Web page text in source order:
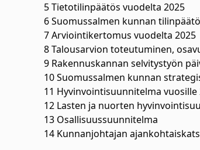
5 Tietotilinpäätös vuodelta 2025
6 Suomussalmen kunnan
7 Arviointikertomus vuodelta 2025
8 Talousarvion toteutuminen,
9 Rakennuskannan selvitystyön
10 Suomussalmen kunnan
11 Hyvinvointisuunnitelma vuosille
12 Lasten ja nuorten
13 Osallisuussuunnitelma
14 Kunnanjohtajan